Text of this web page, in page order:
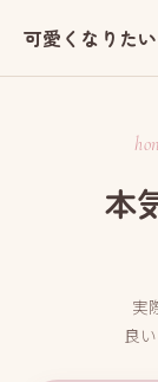
可愛くなりたい
本
実
良